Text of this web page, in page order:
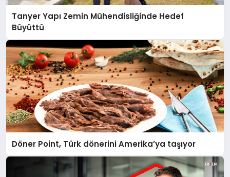
Tanyer Yapı Zemin Mühendisliğinde Hedef
Büyüttü
Döner Point, Türk dönerini Amerika’ya taşıyor